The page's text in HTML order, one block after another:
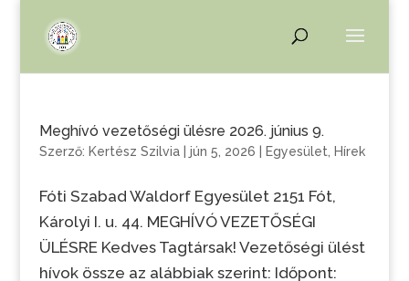
Meghívó vezetőségi ülésre 2026. június 9.
Szerző: Kertész Szilvia| jún 5, 2026 Egyesület Hírek
Fóti Szabad Waldorf Egyesület 2151 Fót,
Károlyi I. u. 44. MEGHÍVÓ VEZETŐSÉGI
ÜLÉSRE Kedves Tagtársak! Vezetőségi ülést
hívok össze az alábbiak szerint: Időpont: